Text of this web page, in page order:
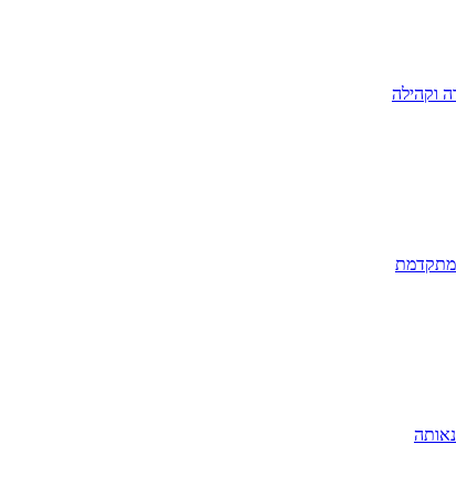
וקהילה
מתקדמת
נאותה